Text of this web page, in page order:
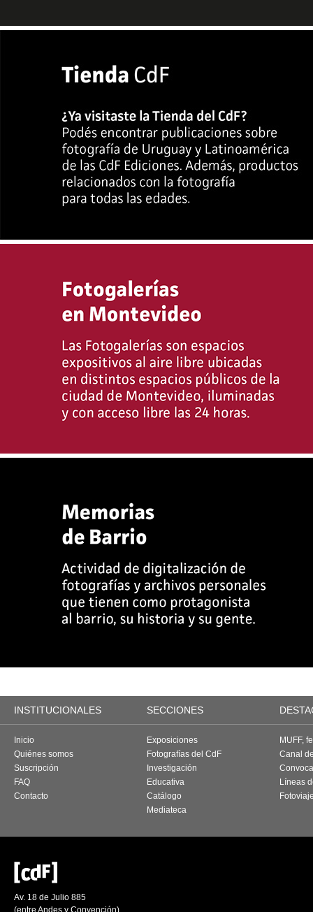
INSTITUCIONALES SECCIONES
Inicio
Quiénes somos
Suscripción
FAQ
Contacto
Exposiciones
Fotografías del CdF
Investigación
Educativa
Catálogo
Mediateca
MUFF,
Canal
Líneas
Av. 18 de Julio 885
(entre Andes y Convención)